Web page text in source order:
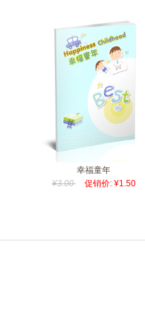
幸福童年
¥3.00促销价: ¥1.50